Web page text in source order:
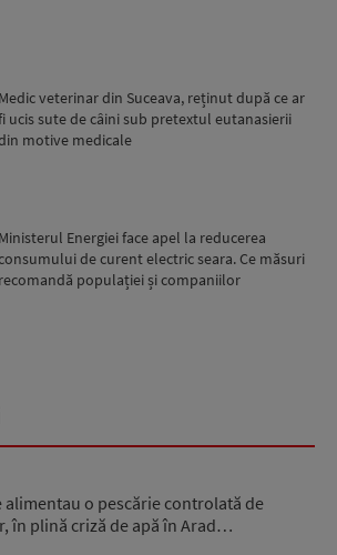
Medic veterinar din Suceava, reținut după ce ar
ucis sute de câini sub pretextul eutanasierii
motive medicale
Ministerul Energiei face apel la reducerea
de curent electric seara. Ce măsuri
recomandă populației și companiilor
alimentau o pescărie controlată de
în plină criză de apă în Arad…